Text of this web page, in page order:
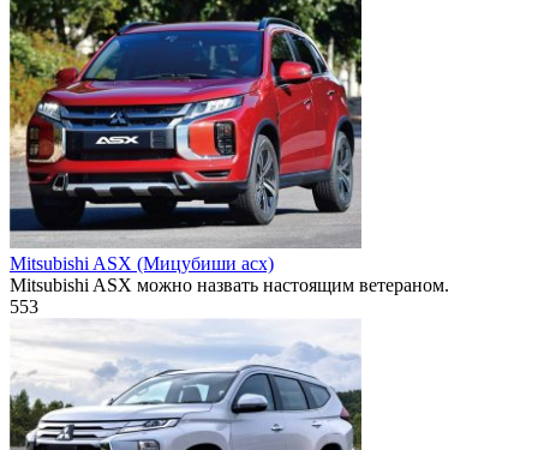
Mitsubishi ASX (Мицубиши асх)
Mitsubishi ASX можно назвать настоящим ветераном.
553